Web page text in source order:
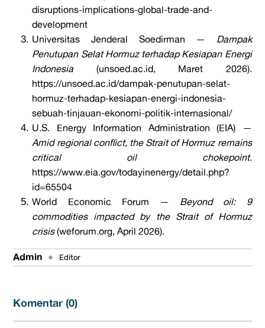
disruptions-implications-global-trade-and-
development
Universitas Jenderal Soedirman — Dampak
Penutupan Selat Hormuz terhadap Kesiapan Energi
Indonesia (unsoed.ac.id, Maret 2026).
https://unsoed.ac.id/dampak-penutupan-selat-
hormuz-terhadap-kesiapan-energi-indonesia-
sebuah-tinjauan-ekonomi-politik-internasional/
U.S. Energy Information Administration (EIA) —
Amid regional conflict, the Strait of Hormuz remains
critical oil chokepoint.
https://www.eia.gov/todayinenergy/detail.php?
id=65504
World Economic Forum — Beyond oil: 9
commodities impacted by the Strait of Hormuz
crisis(weforum.org, April 2026).
Admin • Editor
Komentar (0)